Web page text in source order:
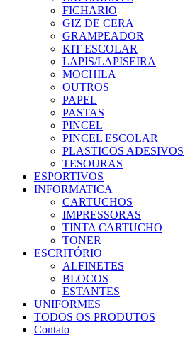
FICHARIO
GIZ DE CERA
GRAMPEADOR
KIT ESCOLAR
LAPIS/LAPISEIRA
MOCHILA
OUTROS
PAPEL
PASTAS
PINCEL
PINCEL ESCOLAR
PLASTICOS ADESIVOS
TESOURAS
ESPORTIVOS
INFORMATICA
CARTUCHOS
IMPRESSORAS
TINTA CARTUCHO
TONER
ESCRITÓRIO
ALFINETES
BLOCOS
ESTANTES
UNIFORMES
TODOS OS PRODUTOS
Contato